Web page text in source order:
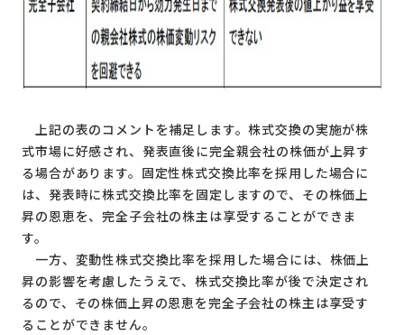
上記の表のコメントを補足します。株式交換の実施が株
式市場に好感され、発表直後に完全親会社の株価が上昇す
る場合があります。固定性株式交換比率を採用した場合に
は、発表時に株式交換比率を固定しますので、その株価上
昇の恩恵を、完全子会社の株主は享受することができま
す。
一方、変動性株式交換比率を採用した場合には、株価上
昇の影響を考慮したうえで、株式交換比率が後で決定され
るので、その株価上昇の恩恵を完全子会社の株主は享受す
ることができません。